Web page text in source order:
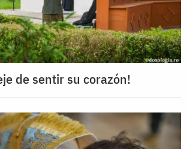
de sentir su corazón!